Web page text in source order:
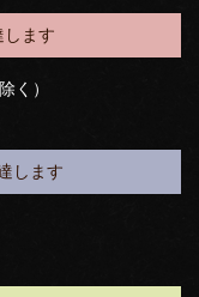
します
く）
します